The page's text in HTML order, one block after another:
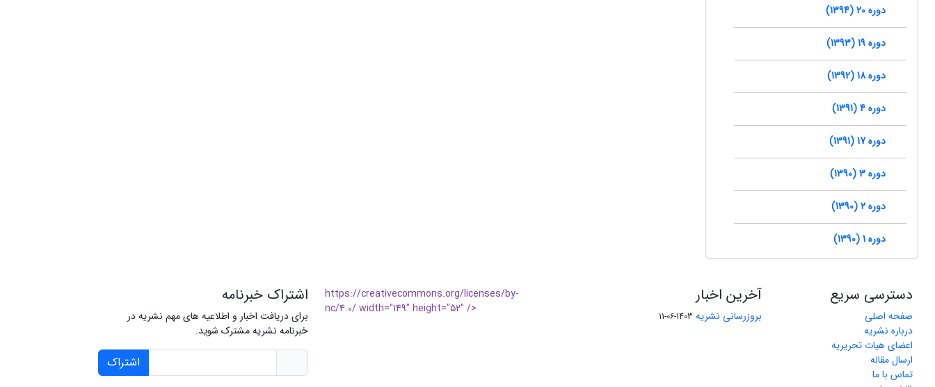
دوره 20 (1394)
دوره 19 (1393)
دوره 18 (1392)
دوره 4 (1391)
دوره 17 (1391)
دوره 3 (1390)
دوره 2 (1390)
دوره 1 (1390)
دسترسی سریع
صفحه اصلی
درباره نشریه
اعضای هیات تحریریه
ارسال مقاله
تماس با ما
آخرین اخبار
بروزرسانی نشریه 1403-06-11
https://creativecommons.org/licenses/by-
nc/4.0/ width="149" height="52" />
اشتراک خبرنامه
برای دریافت اخبار و اطلاعیه های مهم نشریه در
خبرنامه نشریه مشترک شوید.
اشتراک